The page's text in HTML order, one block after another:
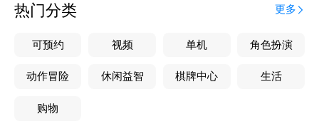
热门分类 更多
可预约 视频 单机 角色扮演
动作冒险 休闲益智 棋牌中心 生活
购物